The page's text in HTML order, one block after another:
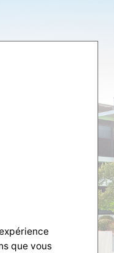
que vous